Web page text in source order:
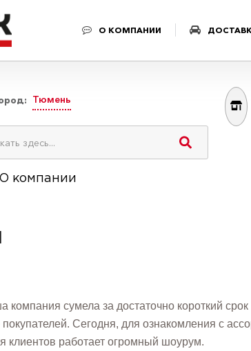
О КОМПАНИИ
Тюмень
О компании
компания сумела за достаточно короткий срок
Сегодня, для ознакомления с
клиентов работает огромный шоурум.